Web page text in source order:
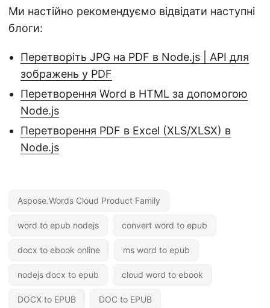
Ми настійно рекомендуємо відвідати наступні
блоги:
Перетворіть JPG на PDF в Node.js | API для
зображень у PDF
Перетворення Word в HTML за допомогою
Node.js
Перетворення PDF в Excel (XLS/XLSX) в
Node.js
Aspose.Words Cloud Product Family
word to epub nodejs convert word to epub
docx to ebook online ms word to epub
nodejs docx to epub cloud word to ebook
DOCX to EPUB DOC to EPUB